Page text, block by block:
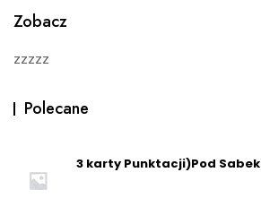
Zobacz
zzzzz
Polecane
3 karty Punktacji)Pod Sabek